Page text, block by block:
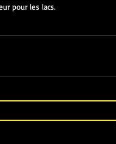
pour les lacs.